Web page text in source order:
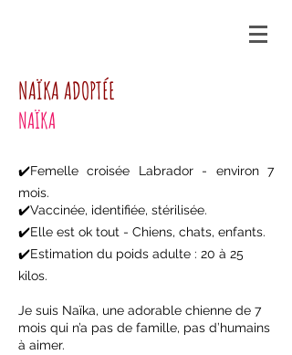
NAÏKA ADOPTÉE
NAÏKA
✔️Femelle croisée Labrador - environ 7
mois.
✔️Vaccinée, identifiée, stérilisée.
✔️Elle est ok tout - Chiens, chats, enfants.
✔️Estimation du poids adulte : 20 à 25
kilos.
Je suis Naïka, une adorable chienne de 7
mois qui n’a pas de famille, pas d’humains
à aimer.